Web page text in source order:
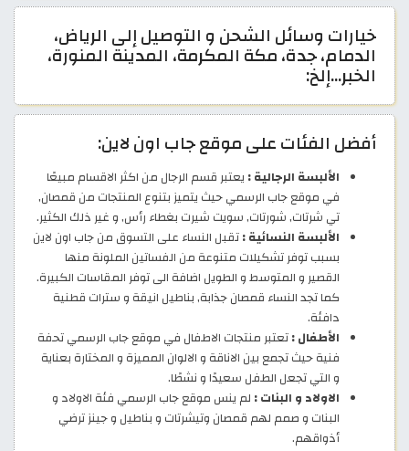
خيارات وسائل الشحن و التوصيل إلى الرياض،
الدمام، جدة، مكة المكرمة، المدينة المنورة،
الخبر…إلخ:
أفضل الفئات على موقع جاب اون لاين:
الألبسة الرجالية : يعتبر قسم الرجال من اكثر الاقسام مبيعًا
في موقع جاب الرسمي حيث يتميز بتنوع المنتجات من قمصان,
تي شرتات, شورتات, سويت شيرت بغطاء رأس, و غير ذلك الكثير.
الألبسة النسائية :تقبل النساء على التسوق من جاب اون لاين
بسبب توفر تشكيلات متنوعة من الفساتين الملونة منها
القصير و المتوسط و الطويل اضافة الى توفر المقاسات الكبيرة.
كما تجد النساء قمصان جذابة, بناطيل انيقة و سترات قطنية
دافئة.
الأطفال :تعتبر منتجات الاطفال في موقع جاب الرسمي تحفة
فنية حيث تجمع بين الاناقة و الالوان المميزة و المختارة بعناية
و التي تجعل الطفل سعيدًا و نشطًا.
الاولاد و البنات : لم ينس موقع جاب الرسمي فئة الاولاد و
البنات و صمم لهم قمصان وتيشرتات و بناطيل و جينز ترضي
أذواقهم.